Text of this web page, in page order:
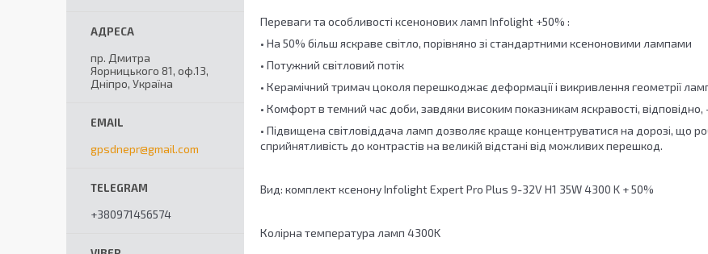
Переваги та особливості ксенонових ламп Infolight +50% :
• На 50% більш яскраве світло, порівняно зі стандартними ксеноновими лампами
• Потужний світловий потік
• Керамічний тримач цоколя перешкоджає деформації і викривлення геометрії
• Комфорт в темний час доби, завдяки високим показникам яскравості,
• Підвищена світловіддача ламп дозволяє краще концентруватися на дорозі, що
сприйнятливість до контрастів на великій відстані від можливих перешкод.
Вид: комплект ксенону Infolight Expert Pro Plus 9-32V H1 35W 4300 K + 50%
Колірна температура ламп 4300K
пр. Дмитра
Яорницького 81, оф.13,
Дніпро, Україна
gpsdnepr@gmail.com
+380971456574